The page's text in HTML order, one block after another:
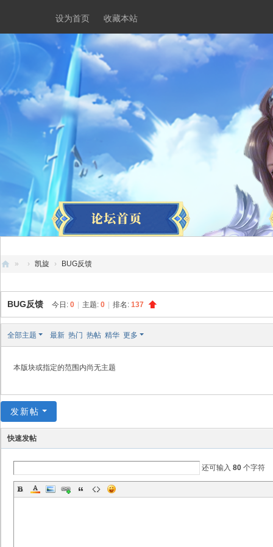
设为首页 收藏本站
天
社
区
» › 凯旋 › BUG反馈
BUG反馈 今日: 0 主题: 0 排名: 137
全部主题 最新 热门 热帖 精华 更多
本版块或指定的范围内尚无主题
发新帖
快速发帖
还可输入 80 个字符